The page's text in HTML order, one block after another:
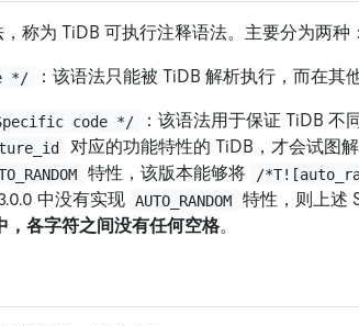
称为 TiDB 可执行注释语法。主要分为两种
*/ ：该语法只能被 TiDB 解析执行，而在其
code */
：该语法用于保证 TiDB 不
对应的功能特性的 TiDB，才会试图
特性，该版本能够将 /
中没有实现 AUTO_RANDOM 特性，则上述
，各字符之间没有任何空格。